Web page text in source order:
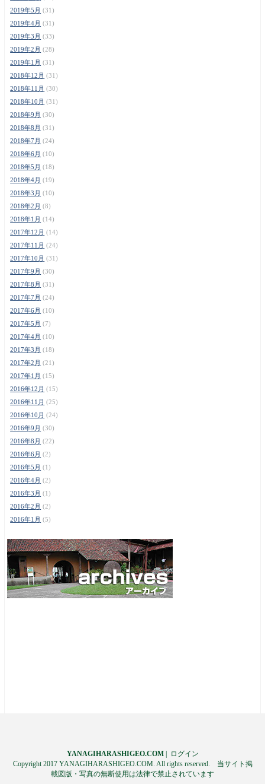
2019年5月 (31)
2019年4月 (31)
2019年3月 (33)
2019年2月 (28)
2019年1月 (31)
2018年12月 (31)
2018年11月 (30)
2018年10月 (31)
2018年9月 (30)
2018年8月 (31)
2018年7月 (24)
2018年6月 (10)
2018年5月 (18)
2018年4月 (19)
2018年3月 (10)
2018年2月 (8)
2018年1月 (14)
2017年12月 (14)
2017年11月 (24)
2017年10月 (31)
2017年9月 (30)
2017年8月 (31)
2017年7月 (24)
2017年6月 (10)
2017年5月 (7)
2017年4月 (10)
2017年3月 (18)
2017年2月 (21)
2017年1月 (15)
2016年12月 (15)
2016年11月 (25)
2016年10月 (24)
2016年9月 (30)
2016年8月 (22)
2016年6月 (2)
2016年5月 (1)
2016年4月 (2)
2016年3月 (1)
2016年2月 (2)
2016年1月 (5)
YANAGIHARASHIGEO.COM|
ログイン
Copyright 2017 YANAGIHARASHIGEO.COM. All rights reserved. 当サイト掲
載図版・写真の無断使用は法律で禁止されています